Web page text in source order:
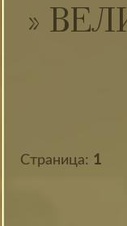
»
Страница: 1